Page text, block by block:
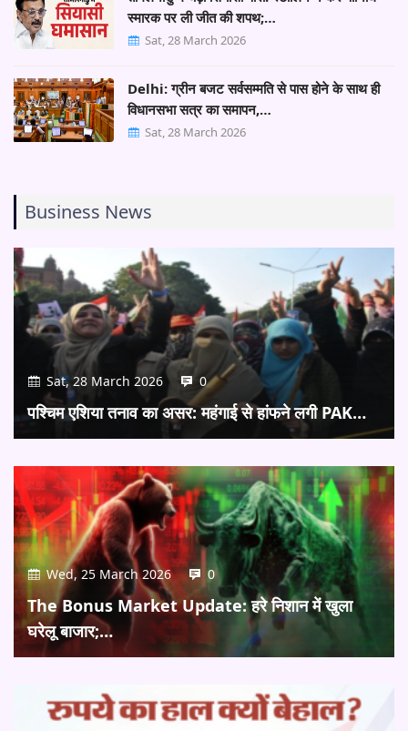
स्मारक पर ली जीत की शपथ;…
Sat, 28 March 2026
Delhi: ग्रीन बजट सर्वसम्मति से पास होने के साथ ही
विधानसभा सत्र का समापन,…
Sat, 28 March 2026
Business News
Sat, 28 March 2026 0
पश्चिम एशिया तनाव का असर: महंगाई से हांफने लगी PAK…
Wed, 25 March 2026 0
The Bonus Market Update: हरे निशान में खुला
घरेलू बाजार;…